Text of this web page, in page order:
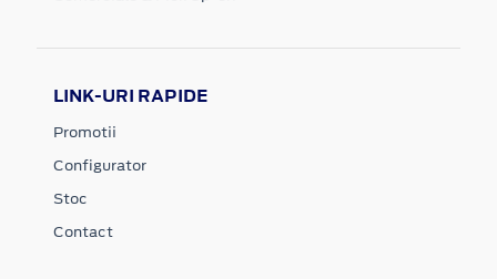
LINK-URI RAPIDE
Promotii
Configurator
Stoc
Contact